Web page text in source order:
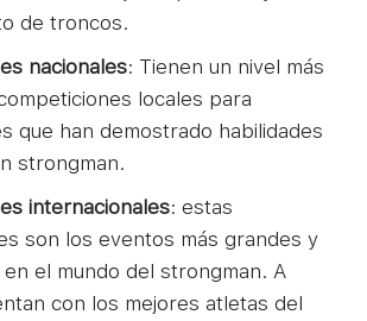
de troncos.
nacionales: Tienen un nivel más
locales para
que han demostrado habilidades
strongman.
internacionales: estas
son los eventos más grandes y
el mundo del strongman. A
con los mejores atletas del